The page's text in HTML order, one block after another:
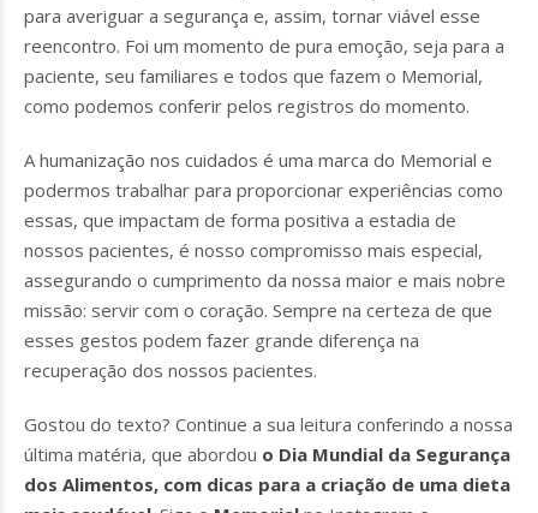
para averiguar a segurança e, assim, tornar viável esse
reencontro. Foi um momento de pura emoção, seja para a
paciente, seu familiares e todos que fazem o Memorial,
como podemos conferir pelos registros do momento.
A humanização nos cuidados é uma marca do Memorial e
podermos trabalhar para proporcionar experiências como
essas, que impactam de forma positiva a estadia de
nossos pacientes, é nosso compromisso mais especial,
assegurando o cumprimento da nossa maior e mais nobre
missão: servir com o coração. Sempre na certeza de que
esses gestos podem fazer grande diferença na
recuperação dos nossos pacientes.
Gostou do texto? Continue a sua leitura conferindo a nossa
última matéria, que abordou o Dia Mundial da Segurança
dos Alimentos, com dicas para a criação de uma dieta